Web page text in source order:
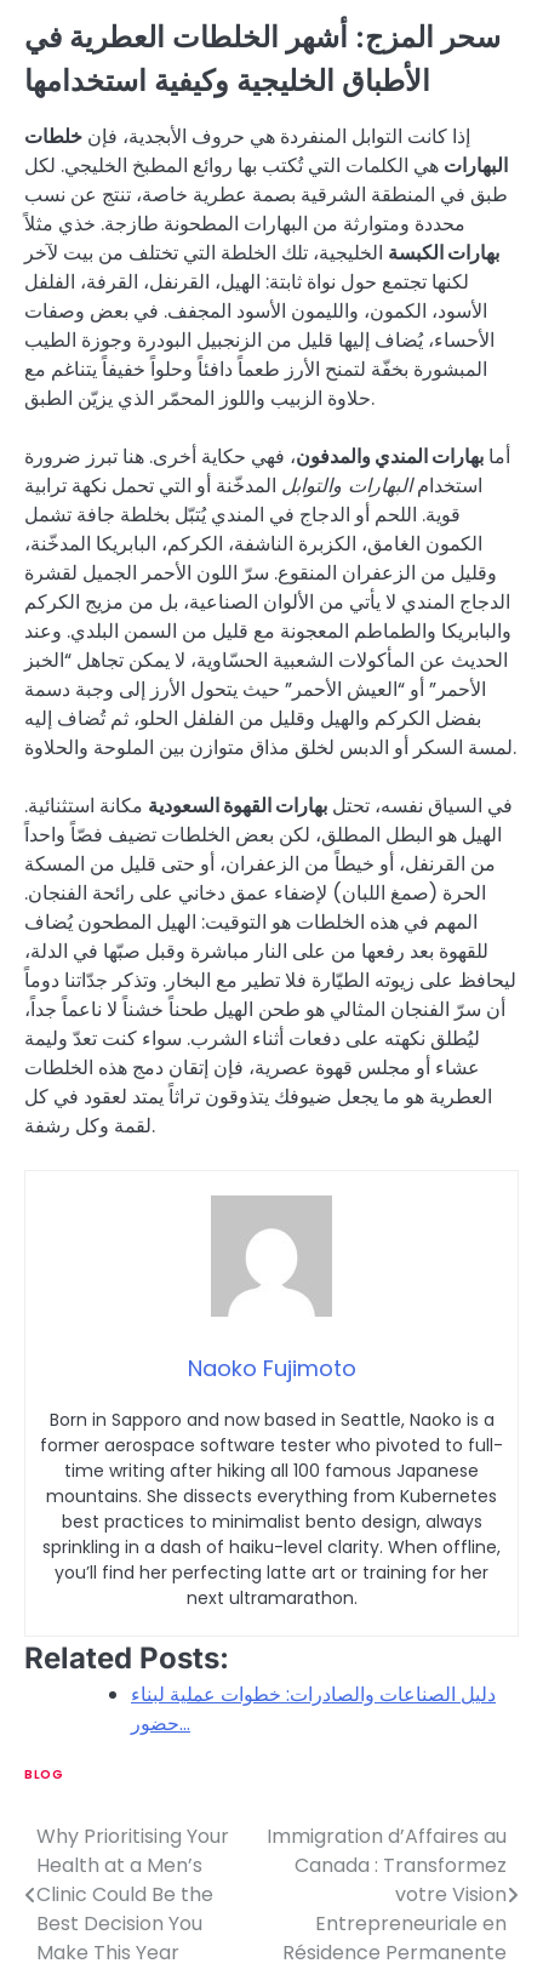
سحر المزج: أشهر الخلطات العطرية في
الأطباق الخليجية وكيفية استخدامها
إذا كانت التوابل المنفردة هي حروف الأبجدية، فإن خلطات
البهارات هي الكلمات التي تُكتب بها روائع المطبخ الخليجي. لكل
طبق في المنطقة الشرقية بصمة عطرية خاصة، تنتج عن نسب
محددة ومتوارثة من البهارات المطحونة طازجة. خذي مثلاً
بهارات الكبسة الخليجية، تلك الخلطة التي تختلف من بيت لآخر
لكنها تجتمع حول نواة ثابتة: الهيل، القرنفل، القرفة، الفلفل
الأسود، الكمون، والليمون الأسود المجفف. في بعض وصفات
الأحساء، يُضاف إليها قليل من الزنجبيل البودرة وجوزة الطيب
المبشورة بخفّة لتمنح الأرز طعماً دافئاً وحلواً خفيفاً يتناغم مع
حلاوة الزبيب واللوز المحمّر الذي يزيّن الطبق.
أما بهارات المندي والمدفون، فهي حكاية أخرى. هنا تبرز ضرورة
استخدامالبهارات والتوابل المدخّنة أو التي تحمل نكهة ترابية
قوية. اللحم أو الدجاج في المندي يُتبّل بخلطة جافة تشمل
الكمون الغامق، الكزبرة الناشفة، الكركم، البابريكا المدخّنة،
وقليل من الزعفران المنقوع. سرّ اللون الأحمر الجميل لقشرة
الدجاج المندي لا يأتي من الألوان الصناعية، بل من مزيج الكركم
والبابريكا والطماطم المعجونة مع قليل من السمن البلدي. وعند
الحديث عن المأكولات الشعبية الحسّاوية، لا يمكن تجاهل “الخبز
الأحمر” أو “العيش الأحمر” حيث يتحول الأرز إلى وجبة دسمة
بفضل الكركم والهيل وقليل من الفلفل الحلو، ثم تُضاف إليه
لمسة السكر أو الدبس لخلق مذاق متوازن بين الملوحة والحلاوة.
في السياق نفسه، تحتل بهارات القهوة السعودية مكانة استثنائية.
الهيل هو البطل المطلق، لكن بعض الخلطات تضيف فصّاً واحداً
من القرنفل، أو خيطاً من الزعفران، أو حتى قليل من المسكة
الحرة (صمغ اللبان) لإضفاء عمق دخاني على رائحة الفنجان.
المهم في هذه الخلطات هو التوقيت: الهيل المطحون يُضاف
للقهوة بعد رفعها من على النار مباشرة وقبل صبّها في الدلة،
ليحافظ على زيوته الطيّارة فلا تطير مع البخار. وتذكر جدّاتنا دوماً
أن سرّ الفنجان المثالي هو طحن الهيل طحناً خشناً لا ناعماً جداً،
ليُطلق نكهته على دفعات أثناء الشرب. سواء كنت تعدّ وليمة
عشاء أو مجلس قهوة عصرية، فإن إتقان دمج هذه الخلطات
العطرية هو ما يجعل ضيوفك يتذوقون تراثاً يمتد لعقود في كل
لقمة وكل رشفة.
Naoko Fujimoto
Born in Sapporo and now based in Seattle, Naoko is a
former aerospace software tester who pivoted to full-
time writing after hiking all 100 famous Japanese
mountains. She dissects everything from Kubernetes
best practices to minimalist bento design, always
sprinkling in a dash of haiku-level clarity. When offline,
you’ll find her perfecting latte art or training for her
next ultramarathon.
Related Posts:
دليل الصناعات والصادرات: خطوات عملية لبناء
حضور…
BLOG
P
o
s
Why Prioritising Your
Health at a Men’s
Clinic Could Be the
Best Decision You
Make This Year
Immigration d’Affaires au
Canada : Transformez
votre Vision
Entrepreneuriale en
Résidence Permanente